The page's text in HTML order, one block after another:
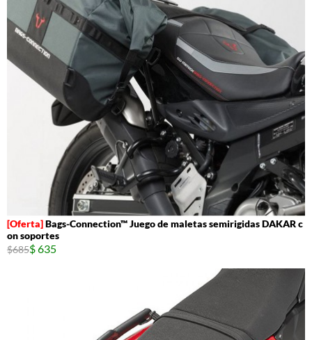
Bags-Connection™ Juego de maletas semirigidas DAKAR c
on soportes
$685$ 635